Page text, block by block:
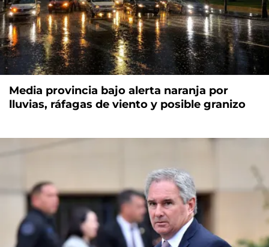
Media provincia bajo alerta naranja por
lluvias, ráfagas de viento y posible granizo